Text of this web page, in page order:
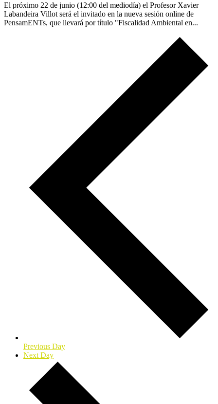
El próximo 22 de junio (12:00 del mediodía) el Profesor Xavier
Labandeira Villot será el invitado en la nueva sesión online de
PensamENTs, que llevará por título "Fiscalidad Ambiental en...
Previous Day
Next Day